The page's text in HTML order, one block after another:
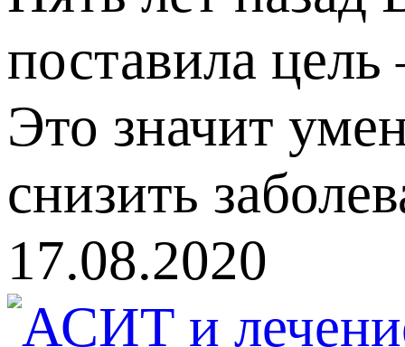
поставила
Это значит
снизить
17.08.2020